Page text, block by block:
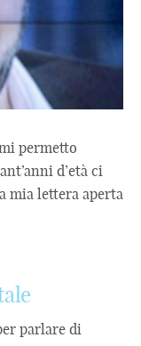
permetto
d’età ci
mia lettera aperta
parlare di